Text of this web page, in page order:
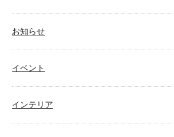
お知らせ
イベント
インテリア